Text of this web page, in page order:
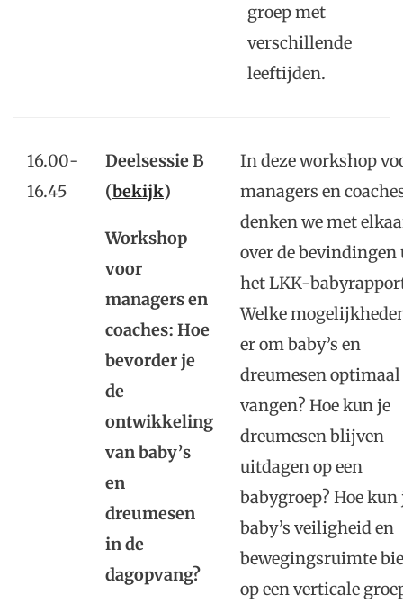
groep met
verschillende
leeftijden.
16.00-
16.45
Deelsessie B
(bekijk)
Workshop
voor
managers en
coaches: Hoe
bevorder je
de
ontwikkeling
van baby’s
en
dreumesen
in de
dagopvang?
In deze workshop
managers en
denken we met
over de bevindingen
het LKK-
Welke
er om baby’s en
dreumesen optimaal
vangen? Hoe kun je
dreumesen blijven
uitdagen op een
babygroep? Hoe kun
baby’s veiligheid en
bewegingsruimte
op een verticale